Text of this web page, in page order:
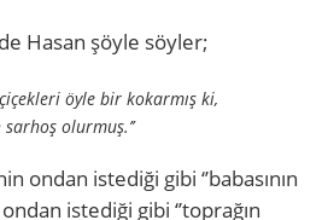
Hasan şöyle söyler;
öyle bir kokarmış ki,
olurmuş.’’
ondan istediği gibi ‘’babasının
istediği gibi ‘’toprağın